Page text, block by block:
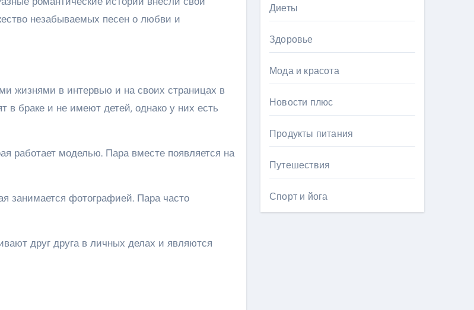
незабываемых песен о любви и
жизнями в интервью и на своих страницах в
в браке и не имеют детей, однако у них есть
работает моделью. Пара вместе появляется на
занимается фотографией. Пара часто
друг друга в личных делах и являются
Диеты
Здоровье
Мода и красота
Новости плюс
Продукты питания
Путешествия
Спорт и йога